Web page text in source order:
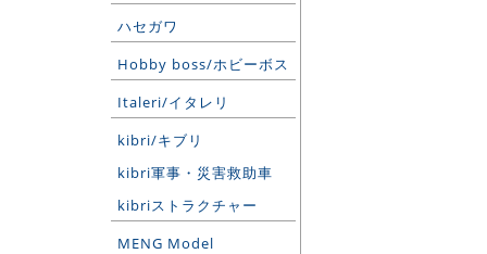
ハセガワ
Hobby boss/ホビーボス
Italeri/イタレリ
kibri/キブリ
kibri軍事・災害救助車
kibriストラクチャー
MENG Model